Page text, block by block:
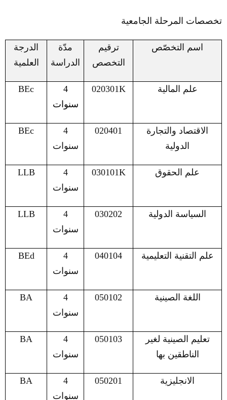
تخصصات المرحلة الجامعية
اسم التخصّص
ترقيم
التخصص
مدّة
الدراسة
الدرجة
العلمية
علم المالية 020301K
4
سنوات
BEc
الاقتصاد والتجارة
الدولية
020401
4
سنوات
BEc
علم الحقوق 030101K
4
سنوات
LLB
السياسة الدولية 030202
4
سنوات
LLB
علم التقنية التعليمية 040104
4
سنوات
BEd
اللغة الصينية 050102
4
سنوات
BA
تعليم الصينية لغير
الناطقين بها
050103
4
سنوات
BA
الانجليزية 050201
4
سنوات
BA